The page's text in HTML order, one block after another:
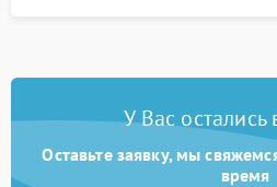
У Вас
Оставьте заявку, мы
время